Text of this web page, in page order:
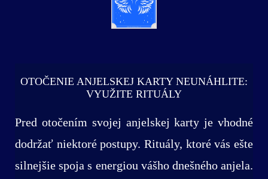
OTOČENIE ANJELSKEJ KARTY NEUNÁHLITE:
VYUŽITE RITUÁLY
Pred otočením svojej anjelskej karty je vhodné
dodržať niektoré postupy. Rituály, ktoré vás ešte
silnejšie spoja s energiou vášho dnešného anjela.